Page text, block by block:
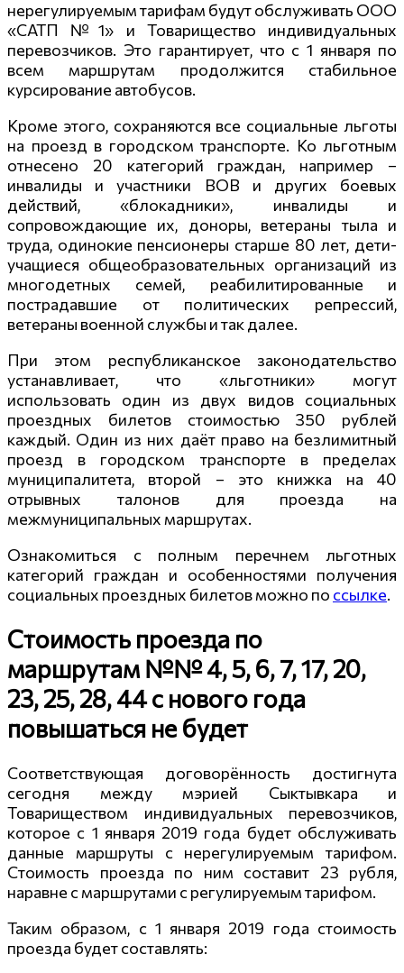
нерегулируемым тарифам будут обслуживать ООО
«САТП №1» и Товарищество индивидуальных
перевозчиков. Это гарантирует, что с 1 января по
всем маршрутам продолжится стабильное
курсирование автобусов.
Кроме этого, сохраняются все социальные льготы
на проезд в городском транспорте. Ко льготным
отнесено 20 категорий граждан, например –
инвалиды и участники ВОВ и других боевых
действий, «блокадники», инвалиды и
сопровождающие их, доноры, ветераны тыла и
труда, одинокие пенсионеры старше 80 лет, дети-
учащиеся общеобразовательных организаций из
многодетных семей, реабилитированные и
пострадавшие от политических репрессий,
ветераны военной службы и так далее.
При этом республиканское законодательство
устанавливает, что «льготники» могут
использовать один из двух видов социальных
проездных билетов стоимостью 350 рублей
каждый. Один из них даёт право на безлимитный
проезд в городском транспорте в пределах
муниципалитета, второй – это книжка на 40
отрывных талонов для проезда на
межмуниципальных маршрутах.
Ознакомиться с полным перечнем льготных
категорий граждан и особенностями получения
социальных проездных билетов можно по ссылке.
Стоимость проезда по
маршрутам №№ 4, 5, 6, 7, 17, 20,
23, 25, 28, 44 с нового года
повышаться не будет
Соответствующая договорённость достигнута
сегодня между мэрией Сыктывкара и
Товариществом индивидуальных перевозчиков,
которое с 1 января 2019 года будет обслуживать
данные маршруты с нерегулируемым тарифом.
Стоимость проезда по ним составит 23 рубля,
наравне с маршрутами с регулируемым тарифом.
Таким образом, с 1 января 2019 года стоимость
проезда будет составлять: